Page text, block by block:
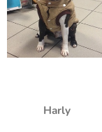
Harly